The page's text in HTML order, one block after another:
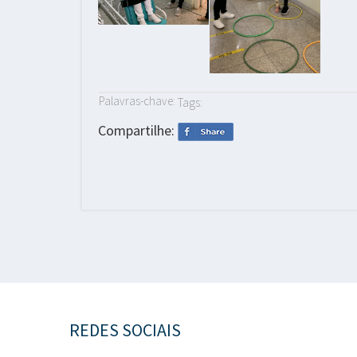
Palavras-chave: Tags:
Compartilhe:
REDES SOCIAIS